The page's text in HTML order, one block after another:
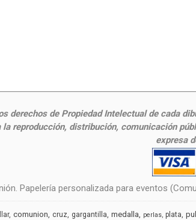
derechos de Propiedad Intelectual de cada
la reproducción, distribución, comunicación
expresa
Papelería personalizada para eventos
comunion cruz gargantilla medalla perlas plata